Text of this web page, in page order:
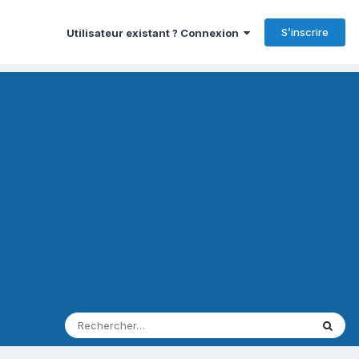
Utilisateur existant ? Connexion S’inscrire